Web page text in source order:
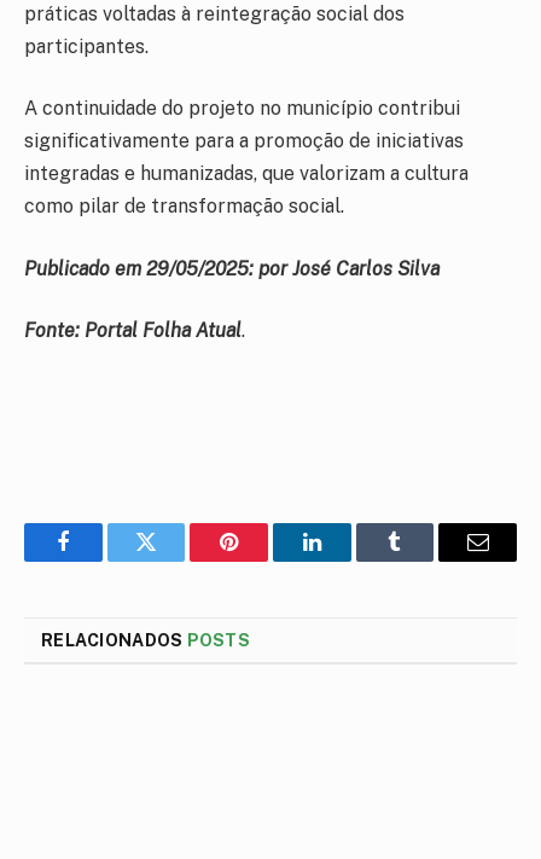
práticas voltadas à reintegração social dos
participantes.
A continuidade do projeto no município contribui
significativamente para a promoção de iniciativas
integradas e humanizadas, que valorizam a cultura
como pilar de transformação social.
Publicado em 29/05/2025: por José Carlos Silva
Fonte: Portal Folha Atual.
FacebookTwitter Pinterest LinkedInTumblr
E-
RELACIONADOS POSTS